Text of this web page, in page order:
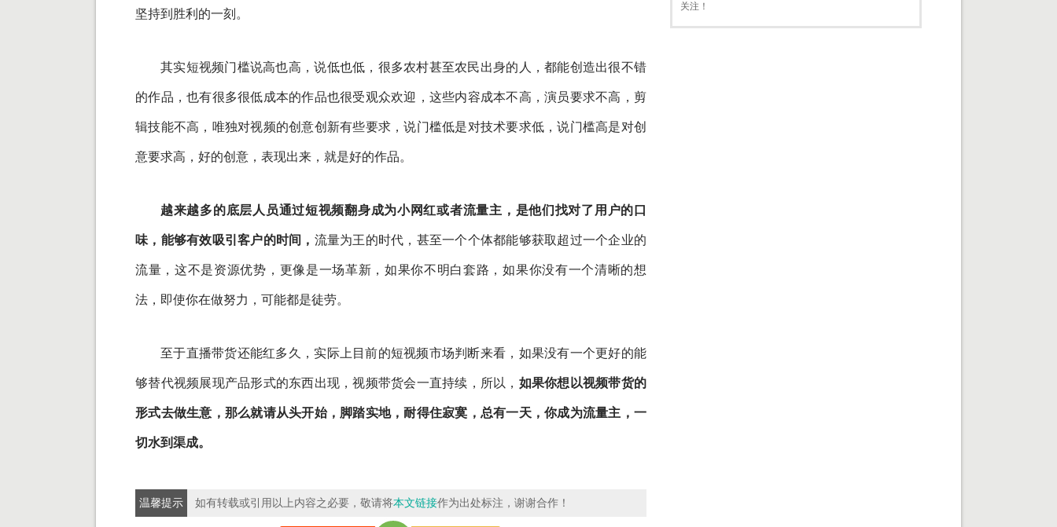
坚持到胜利的一刻。
其实短视频门槛说高也高，说低也低，很多农村甚至农民出身的人，都能创造出很不错
的作品，也有很多很低成本的作品也很受观众欢迎，这些内容成本不高，演员要求不高，剪
辑技能不高，唯独对视频的创意创新有些要求，说门槛低是对技术要求低，说门槛高是对创
意要求高，好的创意，表现出来，就是好的作品。
越来越多的底层人员通过短视频翻身成为小网红或者流量主，是他们找对了用户的口
味，能够有效吸引客户的时间， 流量为王的时代，甚至一个个体都能够获取超过一个企业的
流量，这不是资源优势，更像是一场革新，如果你不明白套路，如果你没有一个清晰的想
法，即使你在做努力，可能都是徒劳。
至于直播带货还能红多久，实际上目前的短视频市场判断来看，如果没有一个更好的能
够替代视频展现产品形式的东西出现，视频带货会一直持续，所以， 如果你想以视频带货的
形式去做生意，那么就请从头开始，脚踏实地，耐得住寂寞，总有一天，你成为流量主，一
切水到渠成。
温馨提示 如有转载或引用以上内容之必要，敬请将本文链接作为出处标注，谢谢合作！
关注！